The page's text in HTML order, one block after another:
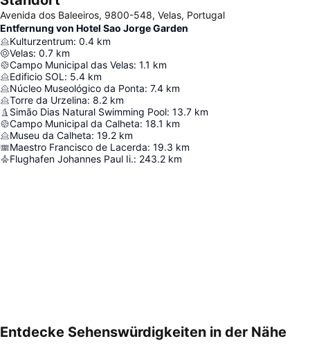
Avenida dos Baleeiros, 9800-548, Velas, Portugal
Entfernung von Hotel Sao Jorge Garden
Kulturzentrum: 0.4 km
Velas: 0.7 km
Campo Municipal das Velas: 1.1 km
Edificio SOL : 5.4 km
Núcleo Museológico da Ponta: 7.4 km
Torre da Urzelina: 8.2 km
Simão Dias Natural Swimming Pool: 13.7 km
Campo Municipal da Calheta: 18.1 km
Museu da Calheta: 19.2 km
Maestro Francisco de Lacerda: 19.3 km
Flughafen Johannes Paul Ii.: 243.2 km
Entdecke Sehenswürdigkeiten in der Nähe